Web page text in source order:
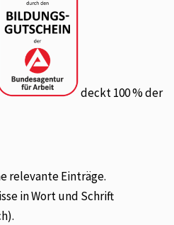
deckt 100 % der
relevante Einträge.
in Wort und Schrift